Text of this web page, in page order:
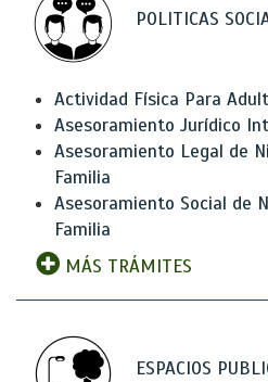
POLITICAS
Actividad Física Para
Asesoramiento Jurídico
Asesoramiento Legal de
Familia
Asesoramiento Social de
Familia
MÁS TRÁMITES
ESPACIOS